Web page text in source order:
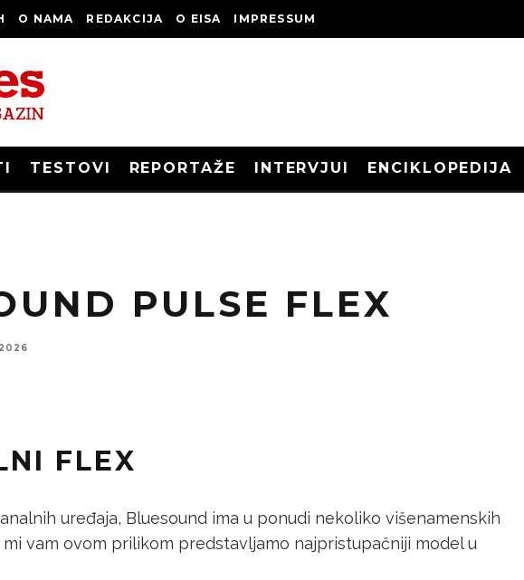
O NAMA REDAKCIJA O EISA IMPRESSUM
TESTOVI REPORTAŽE INTERVJUI ENCIKLOPEDIJA
PULSE FLEX
FLEX
uređaja, Bluesound ima u ponudi nekoliko višenamenskih
mi vam ovom prilikom predstavljamo najpristupačniji model u